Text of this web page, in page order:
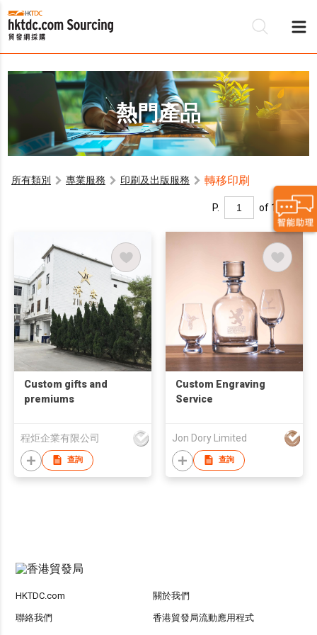
熱門產品
所有類別 專業服務 印刷及出版服務 轉移印刷
P. of 1
Custom gifts and
premiums
程炬企業有限公司
查詢
Custom Engraving
Service
Jon Dory Limited
查詢
HKTDC.com 關於我們
聯絡我們 香港貿發局流動應用程式